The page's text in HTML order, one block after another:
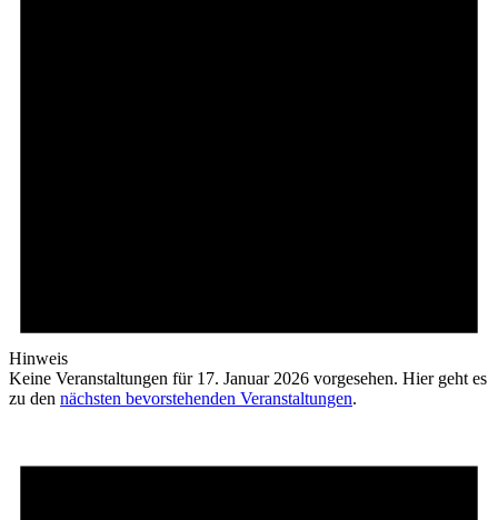
Hinweis
Keine Veranstaltungen für 17. Januar 2026 vorgesehen. Hier geht es
zu den nächsten bevorstehenden Veranstaltungen.